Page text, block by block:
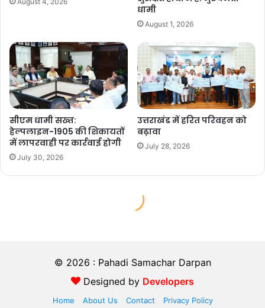
© 2026 : Pahadi Samachar Darpan
Designed by Developers
Home About Us Contact Privacy Policy